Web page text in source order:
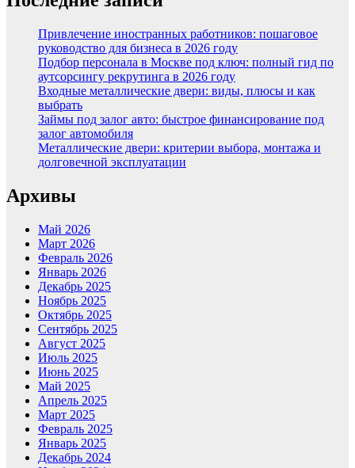
Привлечение иностранных работников: пошаговое
руководство для бизнеса в 2026 году
Подбор персонала в Москве под ключ: полный гид по
аутсорсингу рекрутинга в 2026 году
Входные металлические двери: виды, плюсы и как
выбрать
Займы под залог авто: быстрое финансирование под
залог автомобиля
Металлические двери: критерии выбора, монтажа и
долговечной эксплуатации
Архивы
Май 2026
Март 2026
Февраль 2026
Январь 2026
Декабрь 2025
Ноябрь 2025
Октябрь 2025
Сентябрь 2025
Август 2025
Июль 2025
Июнь 2025
Май 2025
Апрель 2025
Март 2025
Февраль 2025
Январь 2025
Декабрь 2024